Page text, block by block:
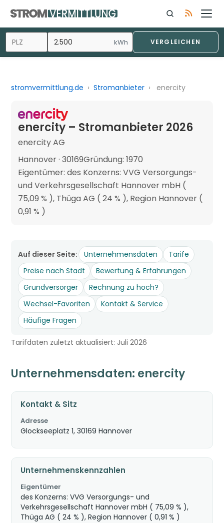
kWh VERGLEICHEN
stromvermittlung.de › Stromanbieter › enercity
enercity – Stromanbieter 2026
enercity AG
Hannover · 30169Gründung: 1970
Eigentümer: des Konzerns: VVG Versorgungs-
und Verkehrsgesellschaft Hannover mbH (
75,09 % ), Thüga AG ( 24 % ), Region Hannover (
0,91 % )
Auf dieser Seite: Unternehmensdaten
Tarife
Preise nach Stadt
Bewertung & Erfahrungen
Grundversorger
Rechnung zu hoch?
Wechsel-Favoriten
Kontakt & Service
Häufige Fragen
Tarifdaten zuletzt aktualisiert: Juli 2026
Unternehmensdaten: enercity
Kontakt & Sitz
Adresse
Glockseeplatz 1, 30169 Hannover
Unternehmenskennzahlen
Eigentümer
des Konzerns: VVG Versorgungs- und
Verkehrsgesellschaft Hannover mbH ( 75,09 % ),
Thüga AG ( 24 % ), Region Hannover ( 0,91 % )